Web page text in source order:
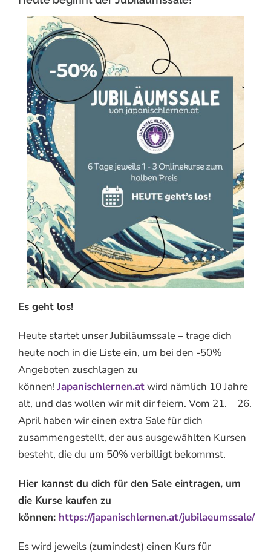
Es geht los!
Heute startet unser Jubiläumssale – trage dich
heute noch in die Liste ein, um bei den -50%
Angeboten zuschlagen zu
können! Japanischlernen.atwird nämlich 10 Jahre
alt, und das wollen wir mit dir feiern. Vom 21. – 26.
April haben wir einen extra Sale für dich
zusammengestellt, der aus ausgewählten Kursen
besteht, die du um 50% verbilligt bekommst.
Hier kannst du dich für den Sale eintragen, um
die Kurse kaufen zu
können: https://japanischlernen.at/jubilaeumssale/
Es wird jeweils (zumindest) einen Kurs für